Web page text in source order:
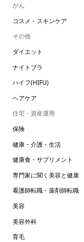
がん
コスメ・スキンケア
その他
ダイエット
ナイトブラ
ハイフ(HIFU)
ヘアケア
住宅・資産運用
保険
健康・介護・生活
健康食・サプリメント
専門家に聞く美容と健康
看護師転職・薬剤師転職
美容
美容外科
育毛